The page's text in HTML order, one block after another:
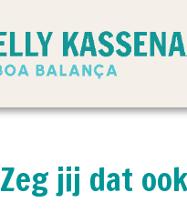
Zeg jij dat